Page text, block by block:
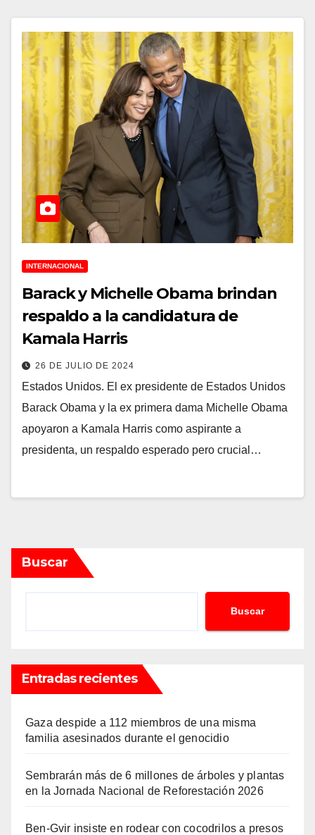
INTERNACIONAL
Barack y Michelle Obama brindan
respaldo a la candidatura de
Kamala Harris
26 DE JULIO DE 2024
Estados Unidos. El ex presidente de Estados Unidos
Barack Obama y la ex primera dama Michelle Obama
apoyaron a Kamala Harris como aspirante a
presidenta, un respaldo esperado pero crucial…
Buscar
Buscar
Entradas recientes
Gaza despide a 112 miembros de una misma
familia asesinados durante el genocidio
Sembrarán más de 6 millones de árboles y plantas
en la Jornada Nacional de Reforestación 2026
Ben-Gvir insiste en rodear con cocodrilos a presos